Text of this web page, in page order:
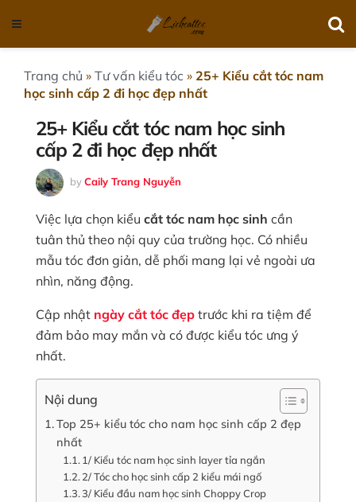
Trang chủ » Tư vấn kiểu tóc » 25+ Kiểu cắt tóc nam
học sinh cấp 2 đi học đẹp nhất
25+ Kiểu cắt tóc nam học sinh
cấp 2 đi học đẹp nhất
byCaily Trang Nguyễn
Việc lựa chọn kiểu cắt tóc nam học sinh cần
tuân thủ theo nội quy của trường học. Có nhiều
mẫu tóc đơn giản, dễ phối mang lại vẻ ngoài ưa
nhìn, năng động.
Cập nhật ngày cắt tóc đẹp trước khi ra tiệm để
đảm bảo may mắn và có được kiểu tóc ưng ý
nhất.
Nội dung
Top 25+ kiểu tóc cho nam học sinh cấp 2 đẹp
nhất
1/ Kiểu tóc nam học sinh layer tỉa ngắn
2/ Tóc cho học sinh cấp 2 kiểu mái ngố
3/ Kiểu đầu nam học sinh Choppy Crop